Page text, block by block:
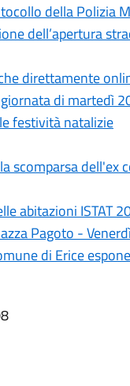
della Polizia
dell’apertura
direttamente
di martedì
festività natalizie
scomparsa dell'ex
abitazioni ISTAT
Pagoto -
di Erice